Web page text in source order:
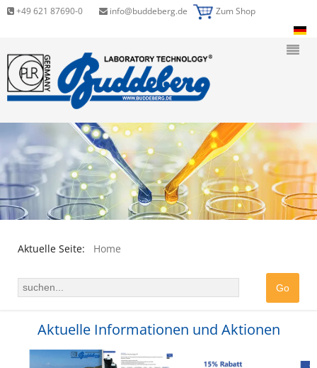
+49 621 87690-0 info@buddeberg.de Zum Shop
Aktuelle Seite: Home
Aktuelle Informationen und Aktionen